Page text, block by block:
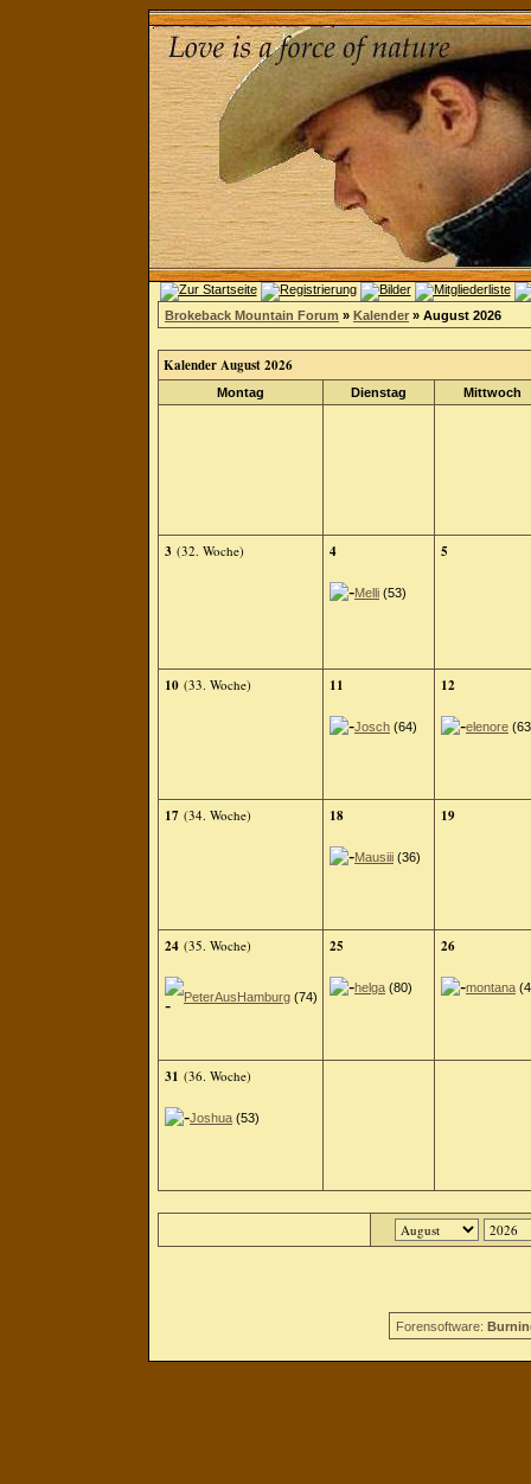
Brokeback Mountain Forum » Kalender » August 2026
Kalender August 2026
Montag Dienstag Mittwoch
3 (32. Woche) 4
Melli (53)
5
10 (33. Woche) 11
Josch (64)
12
elenore
17 (34. Woche) 18
Mausiii (36)
19
24 (35. Woche)
PeterAusHamburg (74)
25
helga (80)
26
montana
31 (36. Woche)
Joshua (53)
Forensoftware: